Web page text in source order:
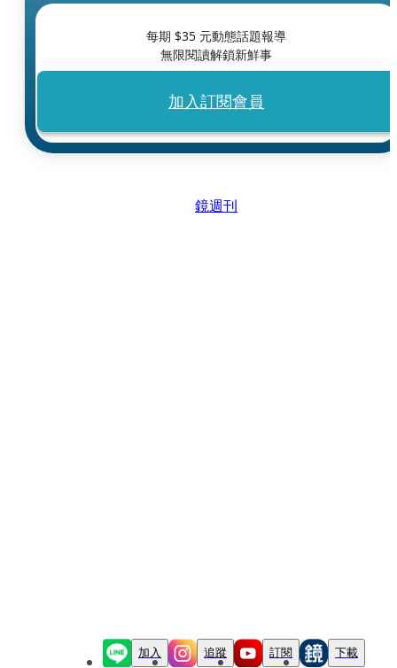
每期 $35 元動態話題報導
無限閱讀解鎖新鮮事
加入訂閱會員
鏡週刊
加入 追蹤 訂閱 下載